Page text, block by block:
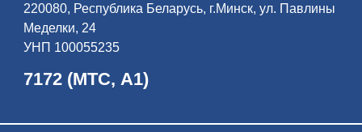
220080, Республика Беларусь, г.Минск, ул. Павлины
Меделки, 24
УНП 100055235
7172 (МТС, А1)